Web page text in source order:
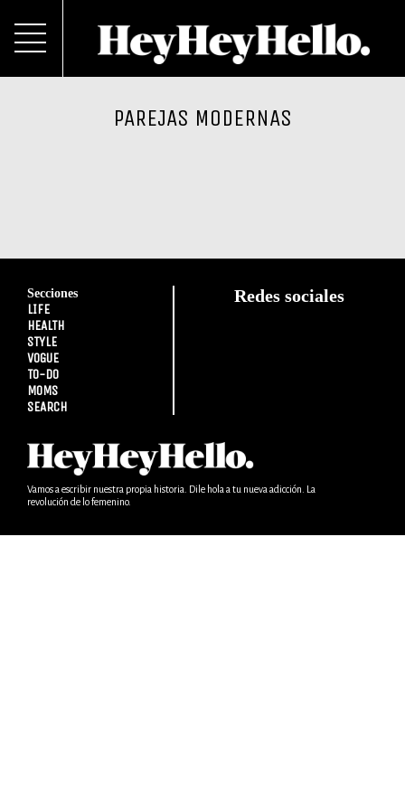
PAREJAS MODERNAS
Secciones
LIFE
HEALTH
STYLE
VOGUE
TO-DO
MOMS
SEARCH
Redes sociales
Vamos a escribir nuestra propia historia. Dile hola a tu nueva adicción. La
revolución de lo femenino.